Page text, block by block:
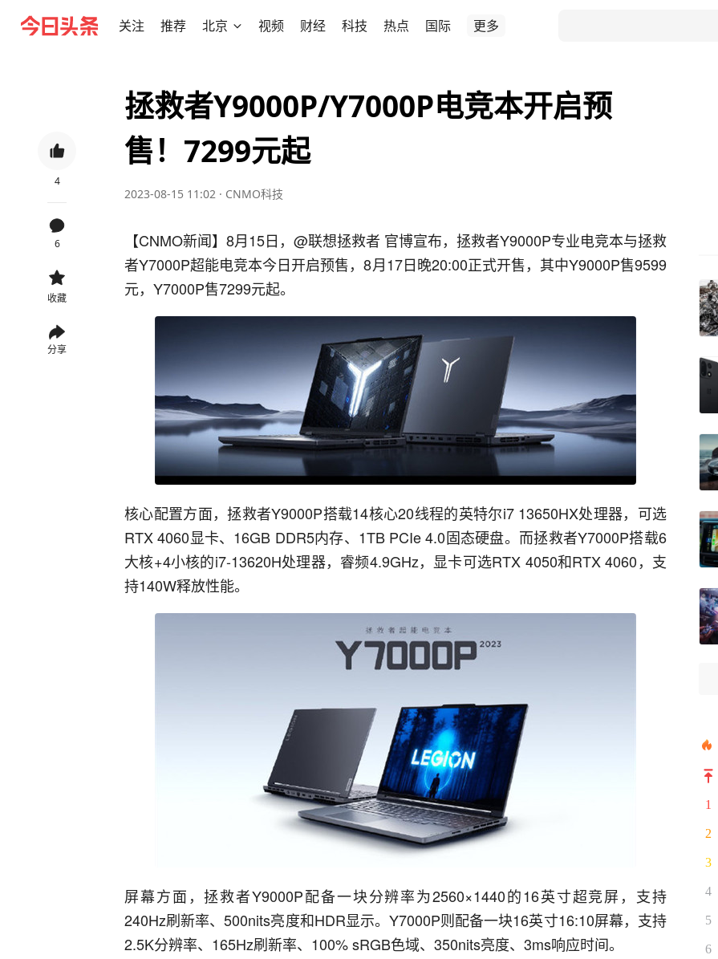
关注 推荐 北京 视频 财经 科技 热点 国际 更多
4
6
收藏
分享
拯救者Y9000P/Y7000P电竞本开启预
售！7299元起
2023-08-15 11:02 · CNMO科技
【CNMO新闻】8月15日，@联想拯救者 官博宣布，拯救者Y9000P专业电竞本与拯救
者Y7000P超能电竞本今日开启预售，8月17日晚20:00正式开售，其中Y9000P售9599
元，Y7000P售7299元起。
核心配置方面，拯救者Y9000P搭载14核心20线程的英特尔i7 13650HX处理器，可选
RTX 4060显卡、16GB DDR5内存、1TB PCIe 4.0固态硬盘。而拯救者Y7000P搭载6
大核+4小核的i7-13620H处理器，睿频4.9GHz，显卡可选RTX 4050和RTX 4060，支
持140W释放性能。
屏幕方面，拯救者Y9000P配备一块分辨率为2560×1440的16英寸超竞屏，支持
240Hz刷新率、500nits亮度和HDR显示。Y7000P则配备一块16英寸16:10屏幕，支持
2.5K分辨率、165Hz刷新率、100% sRGB色域、350nits亮度、3ms响应时间。
1
2
3
4
5
6